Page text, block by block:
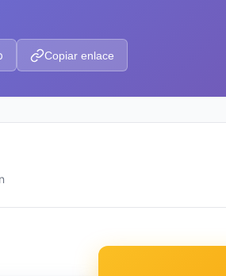
Copiar enlace